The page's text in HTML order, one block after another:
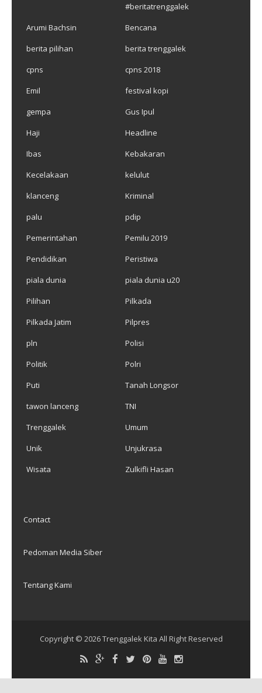
#beritatrenggalek
Arumi Bachsin
Bencana
berita pilihan
berita trenggalek
cpns
cpns 2018
Emil
festival kopi
gempa
Gus Ipul
Haji
Headline
Ibas
Kebakaran
Kecelakaan
kelulut
klanceng
Kriminal
palu
pdip
Pemerintahan
Pemilu 2019
Pendidikan
Peristiwa
piala dunia
piala dunia u20
Pilihan
Pilkada
Pilkada Jatim
Pilpres
pln
Polisi
Politik
Polri
Puti
Tanah Longsor
tawon lanceng
TNI
Trenggalek
Umum
Unik
Unjukrasa
Wisata
Zulkifli Hasan
Contact
Pedoman Media Siber
Tentang Kami
Copyright © 2026Trenggalek Kita All Right Reserved